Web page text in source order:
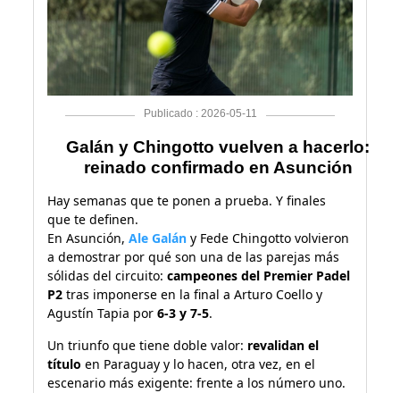
Publicado : 2026-05-11
Galán y Chingotto vuelven a hacerlo:
reinado confirmado en Asunción
Hay semanas que te ponen a prueba. Y finales
que te definen.
En Asunción,Ale Galán y Fede Chingotto volvieron
a demostrar por qué son una de las parejas más
sólidas del circuito:campeones del Premier Padel
P2 tras imponerse en la final a Arturo Coello y
Agustín Tapia por6-3 y 7-5.
Un triunfo que tiene doble valor: revalidan el
título en Paraguay y lo hacen, otra vez, en el
escenario más exigente: frente a los número uno.